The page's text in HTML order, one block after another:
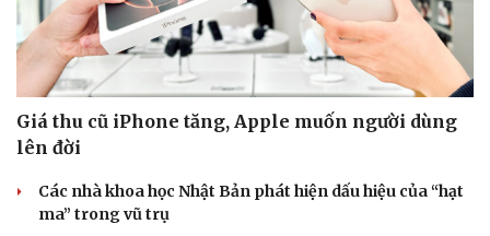
Giá thu cũ iPhone tăng, Apple muốn người dùng
lên đời
Các nhà khoa học Nhật Bản phát hiện dấu hiệu của “hạt
ma” trong vũ trụ